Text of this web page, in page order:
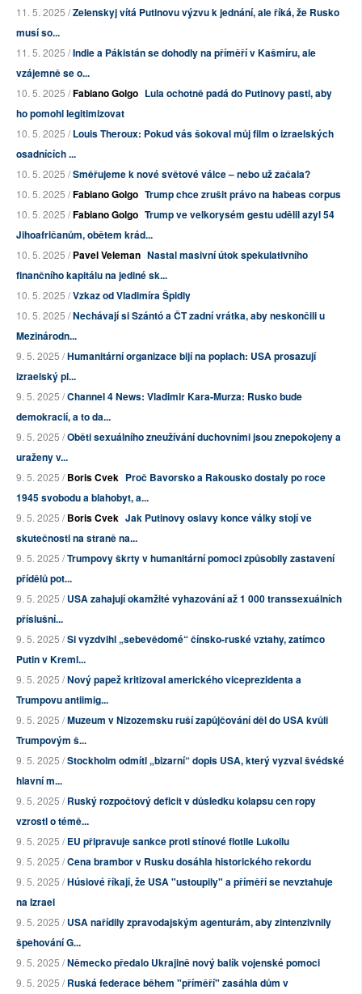
11. 5. 2025 /Zelenskyj vítá Putinovu výzvu k jednání, ale říká, že Rusko
musí so...
11. 5. 2025 /Indie a Pákistán se dohodly na příměří v Kašmíru, ale
vzájemně se o...
10. 5. 2025 /Fabiano Golgo Lula ochotně padá do Putinovy pasti, aby
ho pomohl legitimizovat
10. 5. 2025 /Louis Theroux: Pokud vás šokoval můj film o izraelských
osadnících ...
10. 5. 2025 /Směřujeme k nové světové válce – nebo už začala?
10. 5. 2025 /Fabiano Golgo Trump chce zrušit právo na habeas corpus
10. 5. 2025 /Fabiano Golgo Trump ve velkorysém gestu udělil azyl 54
Jihoafričanům, obětem krád...
10. 5. 2025 /Pavel Veleman Nastal masivní útok spekulativního
finančního kapitálu na jediné sk...
10. 5. 2025 /Vzkaz od Vladimíra Špidly
10. 5. 2025 /Nechávají si Szántó a ČT zadní vrátka, aby neskončili u
Mezinárodn...
9. 5. 2025 /Humanitární organizace bijí na poplach: USA prosazují
izraelský pl...
9. 5. 2025 /Channel 4 News: Vladimir Kara-Murza: Rusko bude
demokracií, a to da...
9. 5. 2025 /Oběti sexuálního zneužívání duchovními jsou znepokojeny a
uraženy v...
9. 5. 2025 /Boris Cvek Proč Bavorsko a Rakousko dostaly po roce
1945 svobodu a blahobyt, a...
9. 5. 2025 /Boris Cvek Jak Putinovy oslavy konce války stojí ve
skutečnosti na straně na...
9. 5. 2025 /Trumpovy škrty v humanitární pomoci způsobily zastavení
přídělů pot...
9. 5. 2025 /USA zahajují okamžité vyhazování až 1 000 transsexuálních
příslušní...
9. 5. 2025 /Si vyzdvihl „sebevědomé“ čínsko-ruské vztahy, zatímco
Putin v Kreml...
9. 5. 2025 /Nový papež kritizoval amerického viceprezidenta a
Trumpovu antiimig...
9. 5. 2025 /Muzeum v Nizozemsku ruší zapůjčování děl do USA kvůli
Trumpovým š...
9. 5. 2025 /Stockholm odmítl „bizarní“ dopis USA, který vyzval švédské
hlavní m...
9. 5. 2025 /Ruský rozpočtový deficit v důsledku kolapsu cen ropy
vzrostl o témě...
9. 5. 2025 /EU připravuje sankce proti stínové flotile Lukoilu
9. 5. 2025 /Cena brambor v Rusku dosáhla historického rekordu
9. 5. 2025 /Húsiové říkají, že USA "ustoupily" a příměří se nevztahuje
na Izrael
9. 5. 2025 /USA nařídily zpravodajským agenturám, aby zintenzivnily
špehování G...
9. 5. 2025 /Německo předalo Ukrajině nový balík vojenské pomoci
9. 5. 2025 /Ruská federace během "příměří" zasáhla dům v